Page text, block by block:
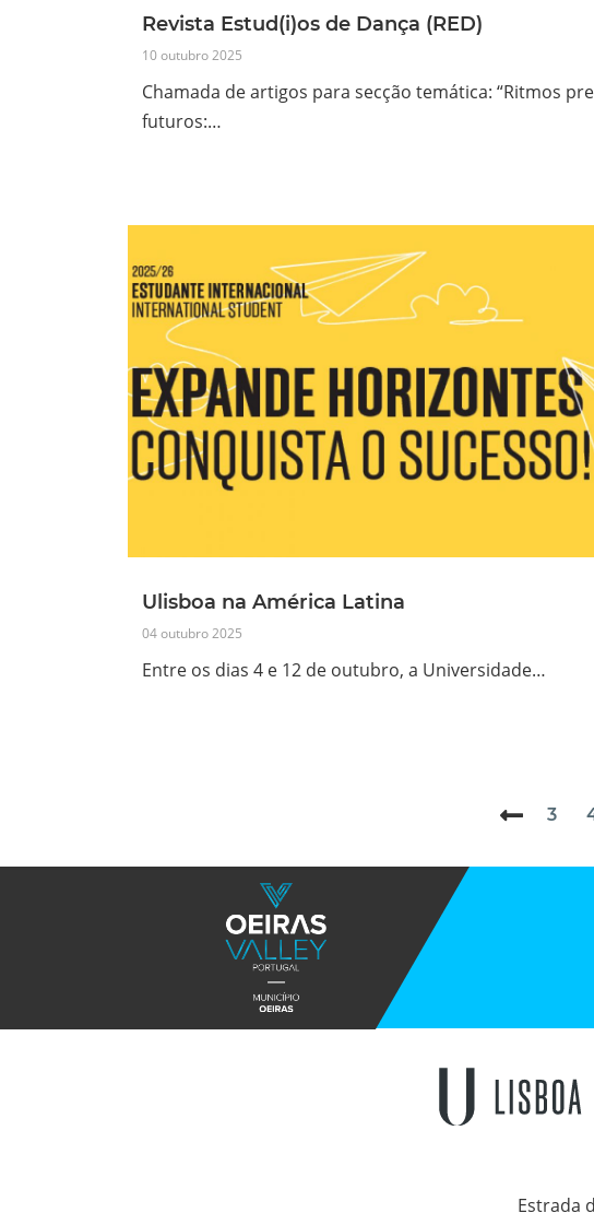
Revista Estud(i)os de Dança (RED)
10 outubro 2025
Chamada de artigos para secção temática: “Ritmos
futuros:…
Ulisboa na América Latina
04 outubro 2025
Entre os dias 4 e 12 de outubro, a Universidade…
3
Estrada